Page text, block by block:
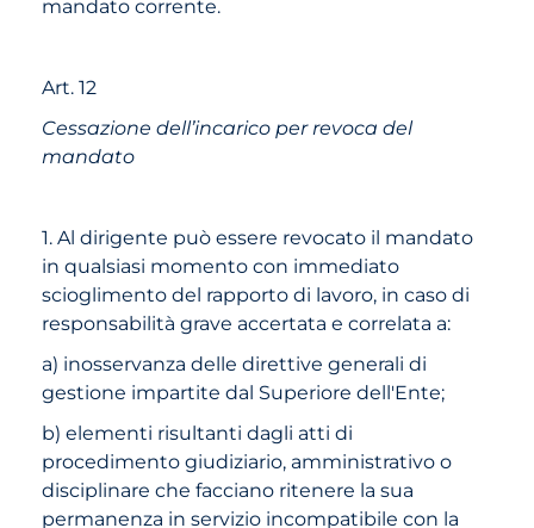
mandato corrente.
Art. 12
Cessazione dell’incarico per revoca del
mandato
1. Al dirigente può essere revocato il mandato
in qualsiasi momento con immediato
scioglimento del rapporto di lavoro, in caso di
responsabilità grave accertata e correlata a:
a) inosservanza delle direttive generali di
gestione impartite dal Superiore dell'Ente;
b) elementi risultanti dagli atti di
procedimento giudiziario, amministrativo o
disciplinare che facciano ritenere la sua
permanenza in servizio incompatibile con la